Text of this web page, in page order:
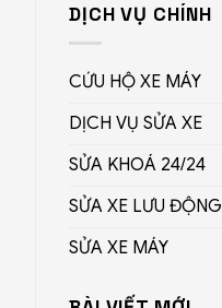
DỊCH VỤ CHÍNH
CỨU HỘ XE MÁY
DỊCH VỤ SỬA XE
SỬA KHOÁ 24/24
SỬA XE LƯU ĐỘNG
SỬA XE MÁY